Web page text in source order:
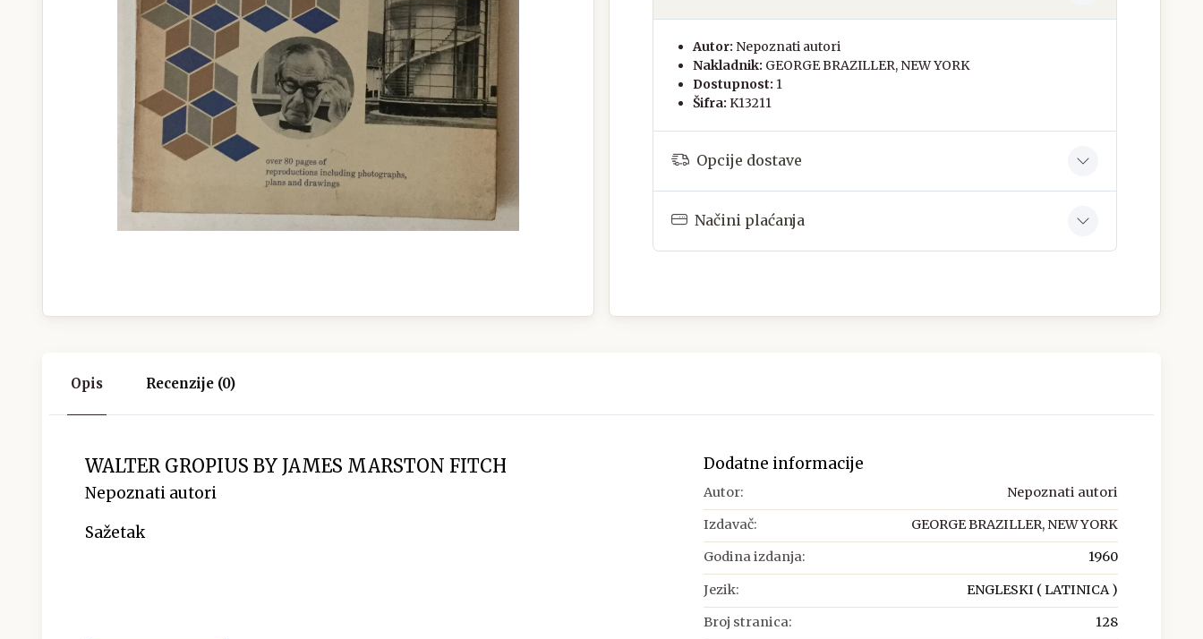
Autor: Nepoznati autori
Nakladnik: GEORGE BRAZILLER, NEW YORK
Dostupnost: 1
Šifra: K13211
Opcije dostave
Načini plaćanja
Opis Recenzije (0)
WALTER GROPIUS BY JAMES MARSTON FITCH
Nepoznati autori
Sažetak
Dodatne informacije
Autor: Nepoznati autori
Izdavač: GEORGE BRAZILLER, NEW YORK
Godina izdanja: 1960
Jezik: ENGLESKI ( LATINICA )
Broj stranica: 128